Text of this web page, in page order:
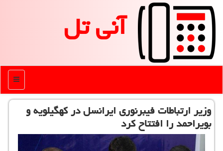
آنی تل
منو
وزیر ارتباطات فیبرنوری ایرانسل در کهگیلویه و
بویراحمد را افتتاح کرد